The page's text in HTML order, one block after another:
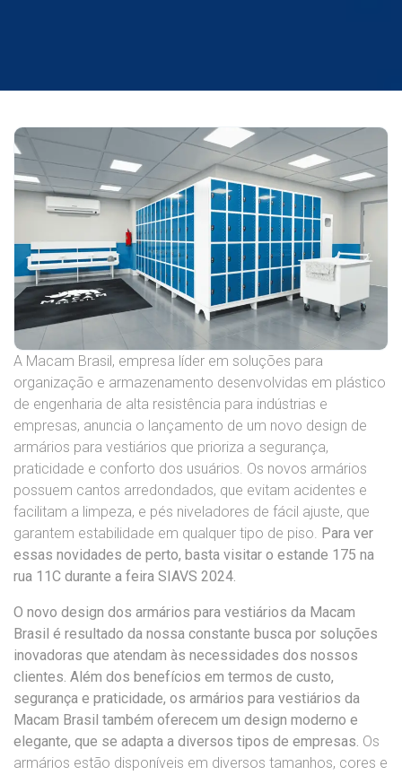
A Macam Brasil, empresa líder em soluções para
organização e armazenamento desenvolvidas em plástico
de engenharia de alta resistência para indústrias e
empresas, anuncia o lançamento de um novo design de
armários para vestiários que prioriza a segurança,
praticidade e conforto dos usuários. Os novos armários
possuem cantos arredondados, que evitam acidentes e
facilitam a limpeza, e pés niveladores de fácil ajuste, que
garantem estabilidade em qualquer tipo de piso. Para ver
essas novidades de perto, basta visitar o estande 175 na
rua 11C durante a feira SIAVS 2024.
O novo design dos armários para vestiários da Macam
Brasil é resultado da nossa constante busca por soluções
inovadoras que atendam às necessidades dos nossos
clientes. Além dos benefícios em termos de custo,
segurança e praticidade, os armários para vestiários da
Macam Brasil também oferecem um design moderno e
elegante, que se adapta a diversos tipos de empresas. Os
armários estão disponíveis em diversos tamanhos, cores e